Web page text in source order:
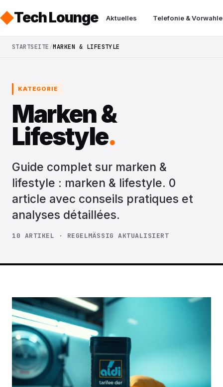
Tech Lounge Aktuelles Telefonie &
STARTSEITE MARKEN & LIFESTYLE
KATEGORIE
Marken &
Lifestyle.
Guide complet sur marken &
lifestyle : marken & lifestyle. 0
article avec conseils pratiques et
analyses détaillées.
10 ARTIKEL · REGELMÄSSIG AKTUALISIERT